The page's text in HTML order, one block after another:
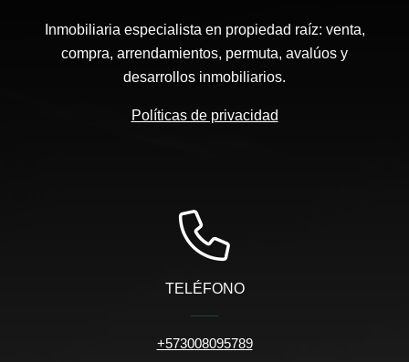
Inmobiliaria especialista en propiedad raíz: venta,
compra, arrendamientos, permuta, avalúos y
desarrollos inmobiliarios.
Políticas de privacidad
TELÉFONO
+573008095789